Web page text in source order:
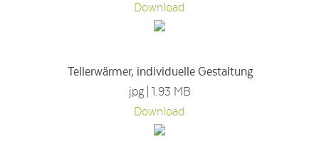
Download
Tellerwärmer, individuelle Gestaltung
jpg | 1.93 MB
Download